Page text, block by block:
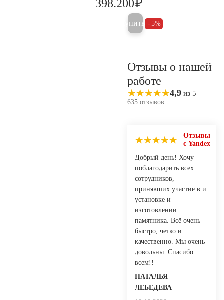
398.200₽
Купить 5%
Отзывы о нашей
работе
4,9 из 5
635 отзывов
Отзывы
с Yandex
Добрый день! Хочу
поблагодарить всех
сотрудников,
принявших участие в и
установке и
изготовлении
памятника. Всё очень
быстро, четко и
качественно. Мы очень
довольны. Спасибо
всем!!
НАТАЛЬЯ
ЛЕБЕДЕВА